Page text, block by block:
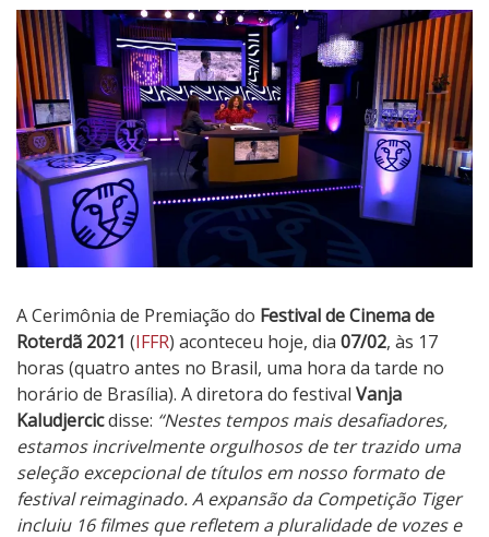
A Cerimônia de Premiação do Festival de Cinema de
Roterdã 2021 (IFFR) aconteceu hoje, dia 07/02, às 17
horas (quatro antes no Brasil, uma hora da tarde no
horário de Brasília). A diretora do festival Vanja
Kaludjercicdisse: “Nestes tempos mais desafiadores,
estamos incrivelmente orgulhosos de ter trazido uma
seleção excepcional de títulos em nosso formato de
festival reimaginado. A expansão da Competição Tiger
incluiu 16 filmes que refletem a pluralidade de vozes e